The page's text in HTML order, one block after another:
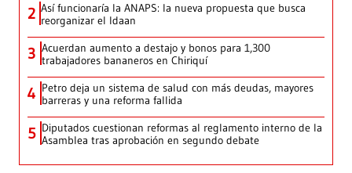
2 Así funcionaría la ANAPS: la nueva propuesta que busca
reorganizar el Idaan
3 Acuerdan aumento a destajo y bonos para 1,300
trabajadores bananeros en Chiriquí
4 Petro deja un sistema de salud con más deudas, mayores
barreras y una reforma fallida
5 Diputados cuestionan reformas al reglamento interno de la
Asamblea tras aprobación en segundo debate